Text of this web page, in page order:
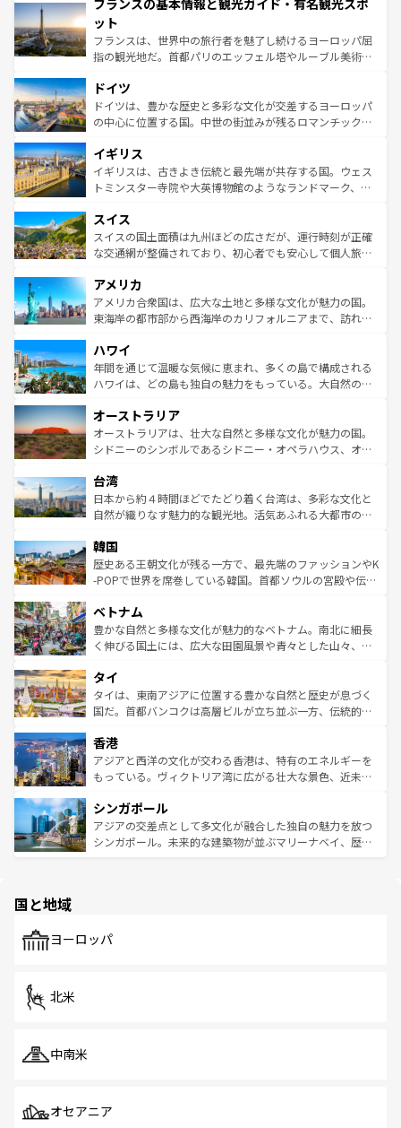
ませてくれるイタリアで、忘れられない旅をしてみよう！
なお、新着のイタリア情報は
しい。
文化が根付くこの国では、情熱的なフラメンコ、熱気あふ
れる闘牛、そして美味しいタパスが生活の一部となってい
る。首都マドリードの洗練された雰囲気や、バルセロナの
アートに溢れた街角から、地方では古代ローマ遺跡や中世
せる。地方によって風土や気候が異なるスペインはその個
性で訪れる人を魅了する。 なお、新着のスペイン情報は コ
ンテンツ一覧を参照してほしい。
フランスの基本情報と観光ガイド・有名観光スポ
ット
フランスは、世界中の旅行者を魅了し続けるヨーロッパ屈
指の観光地だ。首都パリのエッフェル塔やルーブル美術館
で、幅広い魅力が詰まっている。華麗な宮殿、歴史的な大
聖堂、美しいビーチ、そして豊かな自然が、訪れる者を心
から魅了する。また、フランスは美食の国としても知ら
いる。シャンパンの発祥地であるランス、プロヴァンスの
香り高いラベンダー畑など、多彩な楽しみ方が可能だ。さ
らに、パリ以外の地域にも魅力が溢れており、どの街角に
れる地方に足を運ぶとそれぞれで全く異なる文化を体験で
きるだろう。 なお、新着のフランス情報はコンテンツ一覧
を参照してほしい。
ドイツ
ドイツは、豊かな歴史と多彩な文化が交差するヨーロッパ
の中心に位置する国。中世の街並みが残るロマンチック街
顔を持つこの国は、どこを歩いても飽きることがない。ベ
ルリンの文化的活気、バイエルン州のアルプスの絶景、そ
してライン川沿いのワイン畑といった風景は必見。ビール
は、お酒好きな人にはぜひ体験してほしい。 なお、新着の
ドイツ情報はコンテンツ一覧を参照してほしい。
イギリス
イギリスは、古きよき伝統と最先端が共存する国。ウェス
トミンスター寺院や大英博物館のようなランドマーク、歴
リアごとに異なる魅力がある。また、優雅なアフタヌーン
ティー、ビール好きにはたまらない英国パブ、サッカー観
戦など、本場だからこそできる体験も豊富。イギリスを旅
ンツ一覧を参照してほしい。
スイス
スイスの国土面積は九州ほどの広さだが、運行時刻が正確
な交通網が整備されており、初心者でも安心して個人旅行
の建物がそのまま残る町や、スイスならではのユニークな
博物館もあり、アルプス観光だけでなく町歩きも満喫する
ことができる。国民の所得が高いため物価も高いが、旅行
ば市内交通費無料で観光を楽しむこともできる。 なお、新
着のスイス情報はコンテンツ一覧 を参照してほしい。
アメリカ
アメリカ合衆国は、広大な土地と多様な文化が魅力の国。
東海岸の都市部から西海岸のカリフォルニアまで、訪れる
のような巨大都市は、観光、ショッピング、エンターテイ
ンメントが詰まった刺激的なスポットだ。一方、アメリカ
西部には大自然が広がり、グランドキャニオンやイエロー
部のニューオーリンズでは、音楽と美食が融合した独特の
文化が魅力。旅行者はアメリカの各地域で異なる魅力を楽
しみながら、その多様性と豊かな歴史を感じることができ
ならではの贅沢な旅のスタイルだ。 なお、新着のアメリカ
情報はコンテンツ一覧を参照してほしい。
ハワイ
年間を通じて温暖な気候に恵まれ、多くの島で構成される
ハワイは、どの島も独自の魅力をもっている。大自然の神
ワイ島は見逃せない。また、定番の観光地といえばオアフ
島だが、静かな自然を求めるならマウイ島やカウアイ島が
おすすめ。エメラルドグリーンに輝く海をはじめ、豊かな
れるおもてなしの心で訪れる人々を迎えてくれるハワイの
人々、おいしいローカルフードやハワイアンミュージッ
ク、伝統的なフラダンスなど、すべてがハワイの魅力を彩
ワイを、存分に味わってほしい。 なお、新着のハワイ情報
はコンテンツ一覧を参照してほしい。
オーストラリア
オーストラリアは、壮大な自然と多様な文化が魅力の国。
シドニーのシンボルであるシドニー・オペラハウス、オー
リアリーフや大陸中央部にそびえるウルル（エアーズロッ
ク）、タスマニアの美しい原生林やケアンズの熱帯雨林な
ど、見どころがたくさん。また、カフェやワイン、オージ
いる。アクティビティも充実しており、サーフィンやダイ
ビング、ハイキングなど、アウトドア好きにはたまらな
い。オーストラリアの多彩な魅力を存分に味わいつくそ
参照してほしい。
台湾
日本から約４時間ほどでたどり着く台湾は、多彩な文化と
自然が織りなす魅力的な観光地。活気あふれる大都市の台
ン）、静ひつな山岳地帯である台湾東部など、都市の喧騒
と山間の静けさが共存しており、訪れる人に新しい発見と
驚きをもたらしてくれる。また、奥深い台湾の食文化も魅
容にもいいと評判のスイーツなど、バラエティ豊かな料理
が味わえる。 なお、新着の台湾情報は コンテンツ一覧を参
照してほしい。
韓国
歴史ある王朝文化が残る一方で、最先端のファッションやK
-POPで世界を席巻している韓国。首都ソウルの宮殿や伝統
き、地方に足を延ばせば四季折々の自然美を楽しむことが
できる。そして、キムチや焼肉、絶品のストリートフード
まで、さまざまな韓国料理が待っている。夜には、韓国な
リティに包まれながら、韓国の多彩な魅力を心ゆくまで味
わってみてほしい。 なお、新着の韓国情報はコンテンツ一
覧を参照してほしい。
ベトナム
豊かな自然と多様な文化が魅力的なベトナム。南北に細長
く伸びる国土には、広大な田園風景や青々とした山々、世
急速な発展と共に伝統が息づく。ハノイの古い町並みやホ
ーチミン市のフランス統治時代の建物も、独特の雰囲気を
醸し出している。また、バラエティの豊かさとおいしさで
とつ。フォーやバインミー、ベトナムコーヒーなどは、ぜ
ひ現地で味わいたい。どの地域を訪れてもあたたかい人々
が旅行者を迎えてくれるので、きっと忘れられない旅にな
参照してほしい。
タイ
タイは、東南アジアに位置する豊かな自然と歴史が息づく
国だ。首都バンコクは高層ビルが立ち並ぶ一方、伝統的な
の活気が交差している。北部ではチェンマイなどの山岳地
帯で自然と触れ合い、南部ではプーケットやクラビの美し
いビーチでリゾート気分を楽しむことができる。タイ料理
激する。気候は一年中温暖で、どの季節にも異なる楽しみ
が待っている。親しみやすいタイの人々、仏教を中心とし
た文化、そして多様な観光資源が、訪れる旅人を魅了し続
香港
アジアと西洋の文化が交わる香港は、特有のエネルギーを
もっている。ヴィクトリア湾に広がる壮大な景色、近未来
み、どこを訪れても感動するはず。観光スポットが密集し
ており、効率よく見どころを回れるのも魅力。息をのむよ
うな絶景から文化的な体験まで、香港を存分に楽しみ尽く
シンガポール
アジアの交差点として多文化が融合した独自の魅力を放つ
シンガポール。未来的な建築物が並ぶマリーナベイ、歴史
で、ホーカーズは地元の風情を楽しめる外せないスポット
国と地域
ヨーロッパ
北米
中南米
オセアニア